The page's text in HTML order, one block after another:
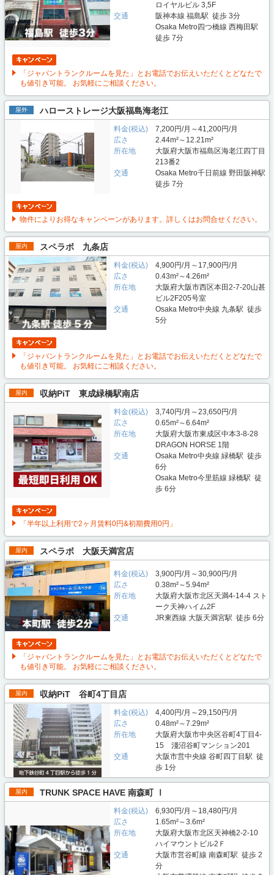
ロイヤルビル 3,5F
交通
阪神本線 福島駅 徒歩 3分
Osaka Metro四つ橋線 西梅田駅
徒歩 7分
「ジャパントランクルームを見た」とお電話でお伝えいただくとどなたで
も値引き可能。 お気軽にご相談ください。
屋外 ハローストレージ大阪福島海老江
料金(税込)
7,200円/月～41,200円/月
広さ
2.44m²～12.21m²
所在地
大阪府大阪市福島区海老江四丁目
213番2
交通
Osaka Metro千日前線 野田阪神駅
徒歩 7分
物件によりお得なキャンペーンがあります。詳しくはお問合せください。
屋内 スペラボ 九条店
料金(税込)
4,900円/月～17,900円/月
広さ
0.43m²～4.26m²
所在地
大阪府大阪市西区本田2-7-20山甚
ビル2F205号室
交通
Osaka Metro中央線 九条駅 徒歩
5分
「ジャパントランクルームを見た」とお電話でお伝えいただくとどなたで
も値引き可能。 お気軽にご相談ください。
屋内 収納PiT 東成緑橋駅南店
料金(税込)
3,740円/月～23,650円/月
広さ
0.65m²～6.64m²
所在地
大阪府大阪市東成区中本3-8-28
DRAGON HORSE 1階
交通
Osaka Metro中央線 緑橋駅 徒歩
6分
Osaka Metro今里筋線 緑橋駅 徒
歩 6分
「半年以上利用で2ヶ月賃料0円&初期費用0円」
屋内 スペラボ 大阪天満宮店
料金(税込)
3,900円/月～30,900円/月
広さ
0.38m²～5.94m²
所在地
大阪府大阪市北区天満4-14-4 スト
ーク天神ハイム2F
交通
JR東西線 大阪天満宮駅 徒歩 6分
「ジャパントランクルームを見た」とお電話でお伝えいただくとどなたで
も値引き可能。 お気軽にご相談ください。
屋内 収納PiT 谷町4丁目店
料金(税込)
4,400円/月～29,150円/月
広さ
0.48m²～7.29m²
所在地
大阪府大阪市中央区谷町4丁目4-
15 淺沼谷町マンション201
交通
大阪市営中央線 谷町四丁目駅 徒
歩 1分
屋内 TRUNK SPACE HAVE 南森町 Ⅰ
料金(税込)
6,930円/月～18,480円/月
広さ
1.65m²～3.6m²
所在地
大阪府大阪市北区天神橋2-2-10
ハイマウントビル2Ｆ
交通
大阪市営谷町線 南森町駅 徒歩 2
分